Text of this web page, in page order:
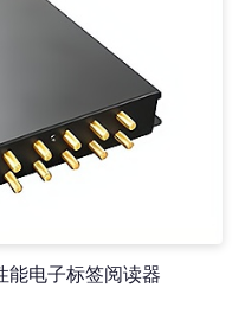
能电子标签阅读器